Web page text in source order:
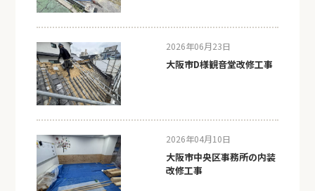
2026年06月23日
大阪市D様観音堂改修工事
2026年04月10日
大阪市中央区事務所の内装
改修工事